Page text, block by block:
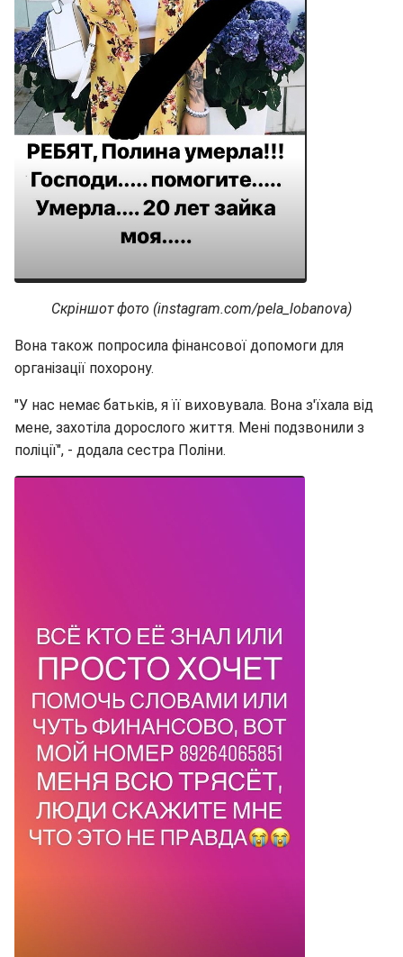
Скріншот фото (instagram.com/pela_lobanova)
Вона також попросила фінансової допомоги для
організації похорону.
"У нас немає батьків, я її виховувала. Вона з'їхала від
мене, захотіла дорослого життя. Мені подзвонили з
поліції", - додала сестра Поліни.